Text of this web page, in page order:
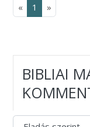
« 1 »
BIBLIAI